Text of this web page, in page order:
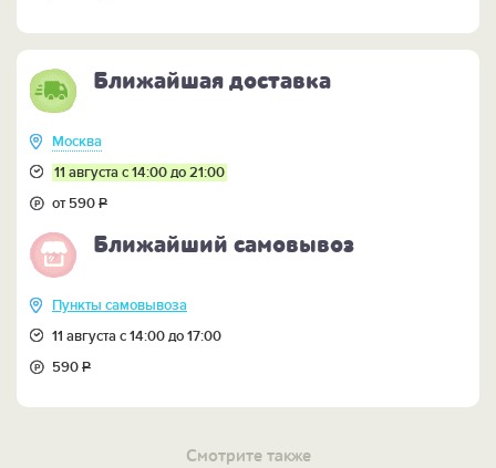
Ближайшая доставка
Москва
11 августа с 14:00 до 21:00
от 590Р
Ближайший самовывоз
Пункты самовывоза
11 августа с 14:00 до 17:00
590Р
Смотрите также